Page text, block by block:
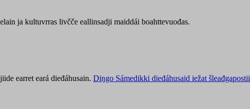
ja kultuvrras livčče eallinsadji maiddái boahttevuođas.
earret eará dieđáhusain. Diŋgo Sámedikki dieđáhusaid iežat šleađgapostii